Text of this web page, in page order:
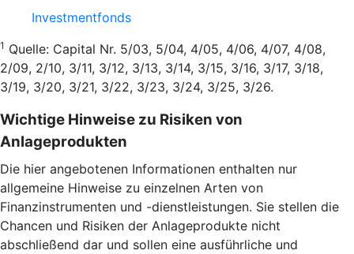
Investmentfonds
1 Quelle: Capital Nr. 5/03, 5/04, 4/05, 4/06, 4/07, 4/08,
2/09, 2/10, 3/11, 3/12, 3/13, 3/14, 3/15, 3/16, 3/17, 3/18,
3/19, 3/20, 3/21, 3/22, 3/23, 3/24, 3/25, 3/26.
Wichtige Hinweise zu Risiken von
Anlageprodukten
Die hier angebotenen Informationen enthalten nur
allgemeine Hinweise zu einzelnen Arten von
Finanzinstrumenten und -dienstleistungen. Sie stellen die
Chancen und Risiken der Anlageprodukte nicht
abschließend dar und sollen eine ausführliche und